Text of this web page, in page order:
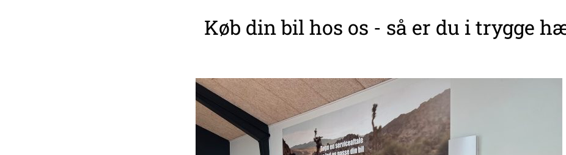
Køb din bil hos os - så er du i trygge